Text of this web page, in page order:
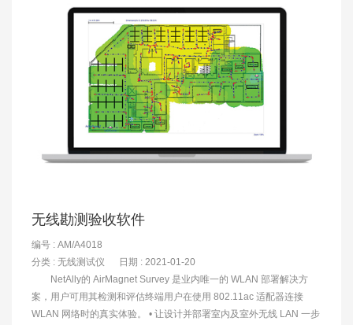
无线勘测验收软件
编号 : AM/A4018
分类 : 无线测试仪 日期 : 2021-01-20
NetAlly的 AirMagnet Survey 是业内唯一的 WLAN 部署解决方
案，用户可用其检测和评估终端用户在使用 802.11ac 适配器连接
WLAN 网络时的真实体验。 • 让设计并部署室内及室外无线 LAN 一步